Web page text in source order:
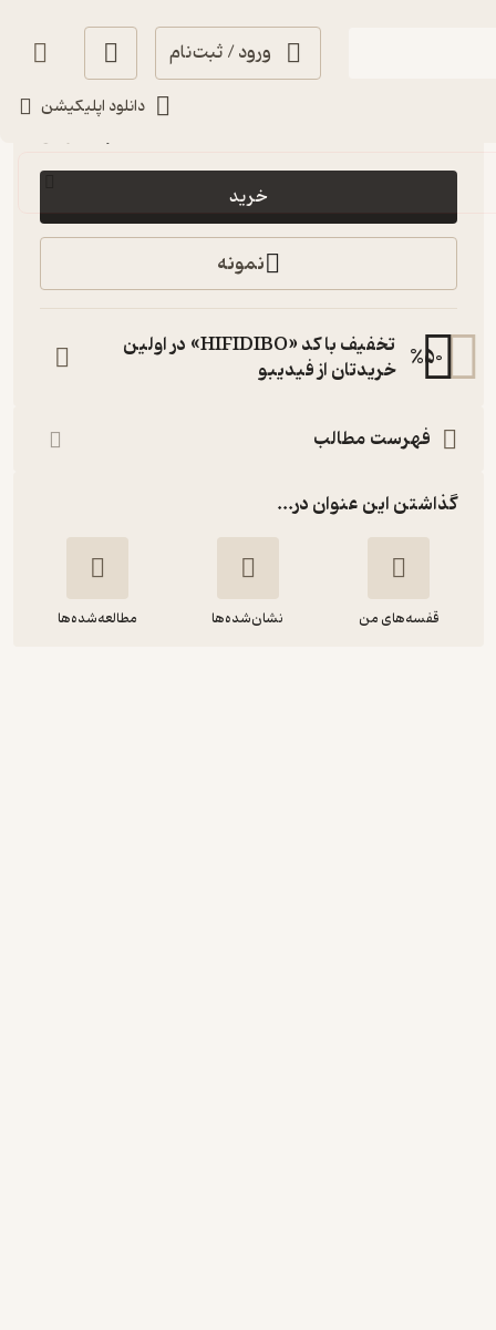
ورود / ثبت‌نام
دانلود اپلیکیشن
انگیزه‌بخش 🚀 (1
100,000
خرید
نمونه
%50
تخفیف با کد «HIFIDIBO» در اولین
خریدتان از فیدیبو
فهرست مطالب
گذاشتن این عنوان در...
قفسه‌های من نشان‌شده‌ها مطالعه‌شده‌ها